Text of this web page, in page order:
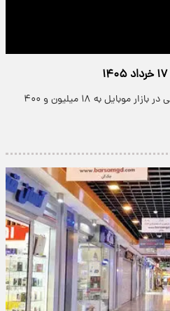
کف قیمت ارزان‌ترین گوشی شیائومی در بازار موبایل به ۱۸ میلیون و ۴۰۰